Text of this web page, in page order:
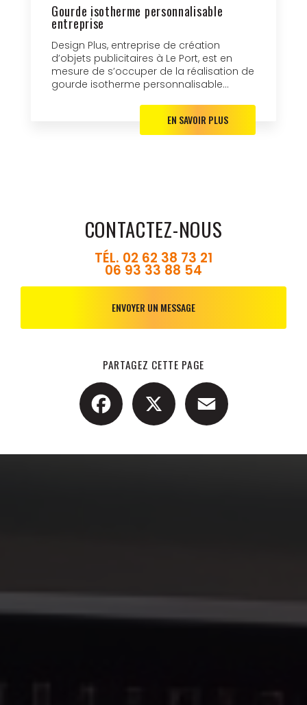
Gourde isotherme personnalisable
entreprise
Design Plus, entreprise de création
d’objets publicitaires à Le Port, est en
mesure de s’occuper de la réalisation de
gourde isotherme personnalisable...
EN SAVOIR PLUS
CONTACTEZ-NOUS
TÉL. 02 62 38 73 21
06 93 33 88 54
ENVOYER UN MESSAGE
PARTAGEZ CETTE PAGE
Facebook